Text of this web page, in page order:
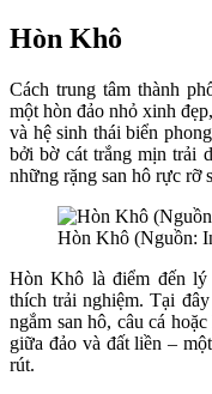
Hòn Khô
Cách trung tâm thành
một hòn đảo nhỏ xinh
và hệ sinh thái biển
bởi bờ cát trắng mịn trải
những rặng san hô rực rỡ
Hòn Khô (Nguồn:
Hòn Khô là điểm đến lý
thích trải nghiệm. Tại
ngắm san hô, câu cá
giữa đảo và đất liền –
rút.